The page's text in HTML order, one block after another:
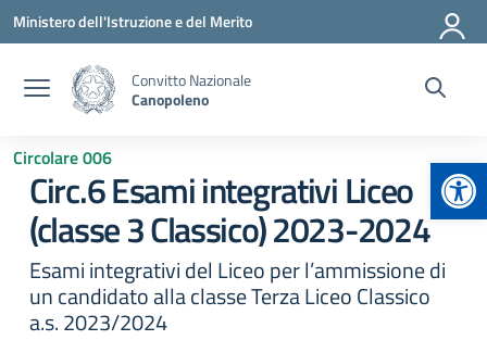
Vai ai contenuti
Vai al menu di navigazione
Vai al footer
Ministero dell'Istruzione e del Merito
Convitto Nazionale
Canopoleno
Circolare 006
Circ.6 Esami integrativi Liceo
(classe 3 Classico) 2023-2024
Esami integrativi del Liceo per l’ammissione di
un candidato alla classe Terza Liceo Classico
a.s. 2023/2024